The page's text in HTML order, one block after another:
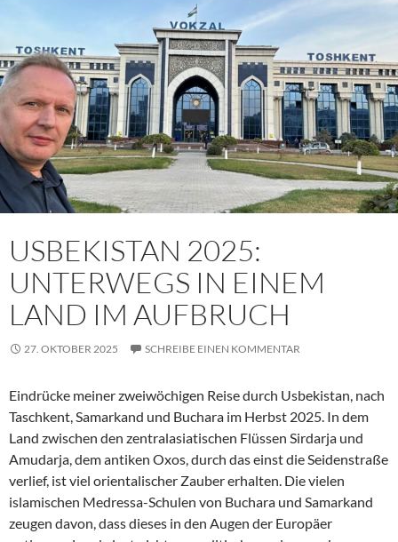
USBEKISTAN 2025:
UNTERWEGS IN EINEM
LAND IM AUFBRUCH
27. OKTOBER 2025 SCHREIBE EINEN KOMMENTAR
Eindrücke meiner zweiwöchigen Reise durch Usbekistan, nach
Taschkent, Samarkand und Buchara im Herbst 2025. In dem
Land zwischen den zentralasiatischen Flüssen Sirdarja und
Amudarja, dem antiken Oxos, durch das einst die Seidenstraße
verlief, ist viel orientalischer Zauber erhalten. Die vielen
islamischen Medressa-Schulen von Buchara und Samarkand
zeugen davon, dass dieses in den Augen der Europäer